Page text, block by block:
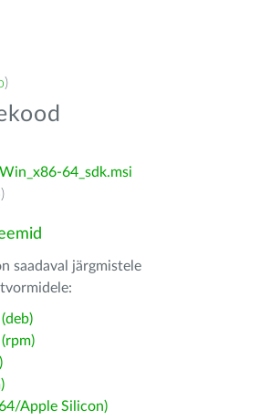
)
64_sdk.msi
)
saadaval järgmistele
Apple Silicon)